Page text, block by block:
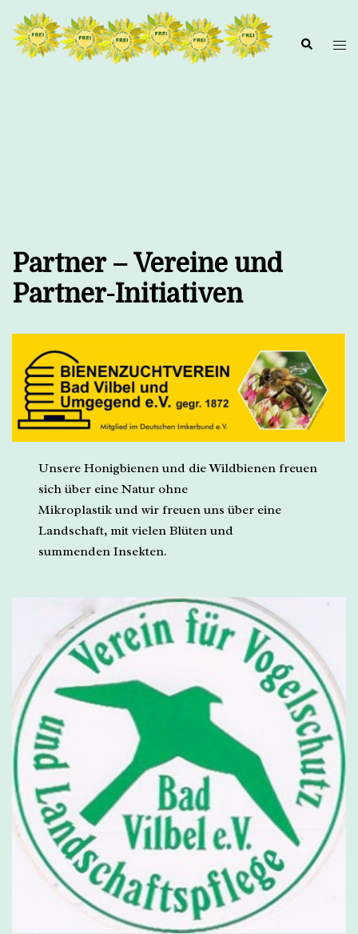
Inhalt
springen
Partner – Vereine und
Partner-Initiativen
Unsere Honigbienen und die Wildbienen freuen
sich über eine Natur ohne
Mikroplastik und wir freuen uns über eine
Landschaft, mit vielen Blüten und
summenden Insekten.